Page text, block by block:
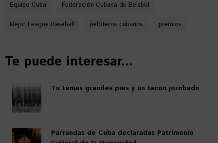
Equipo Cuba Federación Cubana de Béisbol
Mejor League Baseball peloteros cubanos premios
Te puede interesar...
Tú tenías grandes pies y un tacón jorobado
Parrandas de Cuba declaradas Patrimonio